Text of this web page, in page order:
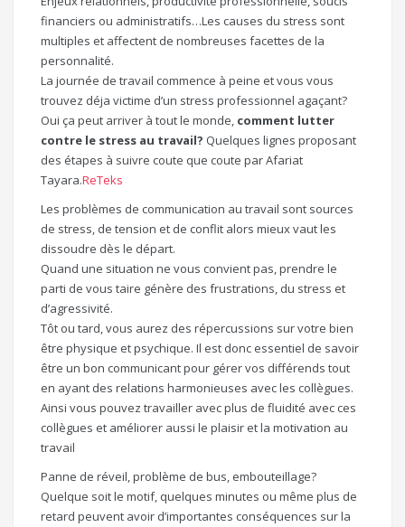
financiers ou administratifs…Les causes du stress sont
multiples et affectent de nombreuses facettes de la
personnalité.
La journée de travail commence à peine et vous vous
trouvez déja victime d’un stress professionnel agaçant?
Oui ça peut arriver à tout le monde, comment lutter
contre le stress au travail? Quelques lignes proposant
des étapes à suivre coute que coute par Afariat
Tayara.ReTeks
Les problèmes de communication au travail sont sources
de stress, de tension et de conflit alors mieux vaut les
dissoudre dès le départ.
Quand une situation ne vous convient pas, prendre le
parti de vous taire génère des frustrations, du stress et
d’agressivité.
Tôt ou tard, vous aurez des répercussions sur votre bien
être physique et psychique. Il est donc essentiel de savoir
être un bon communicant pour gérer vos différends tout
en ayant des relations harmonieuses avec les collègues.
Ainsi vous pouvez travailler avec plus de fluidité avec ces
collègues et améliorer aussi le plaisir et la motivation au
travail
Panne de réveil, problème de bus, embouteillage?
Quelque soit le motif, quelques minutes ou même plus de
retard peuvent avoir d’importantes conséquences sur la